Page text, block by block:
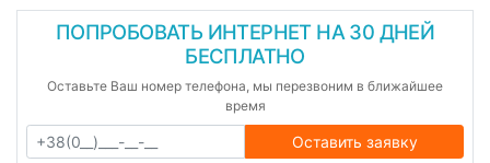
ПОПРОБОВАТЬ ИНТЕРНЕТ НА 30 ДНЕЙ
БЕСПЛАТНО
Оставьте Ваш номер телефона, мы перезвоним в ближайшее
время
Оставить заявку